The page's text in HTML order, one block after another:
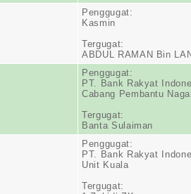
Penggugat:
Kasmin
Tergugat:
ABDUL RAMAN Bin
Penggugat:
PT. Bank Rakyat
Cabang Pembantu
Tergugat:
Banta Sulaiman
Penggugat:
PT. Bank Rakyat
Unit Kuala
Tergugat: